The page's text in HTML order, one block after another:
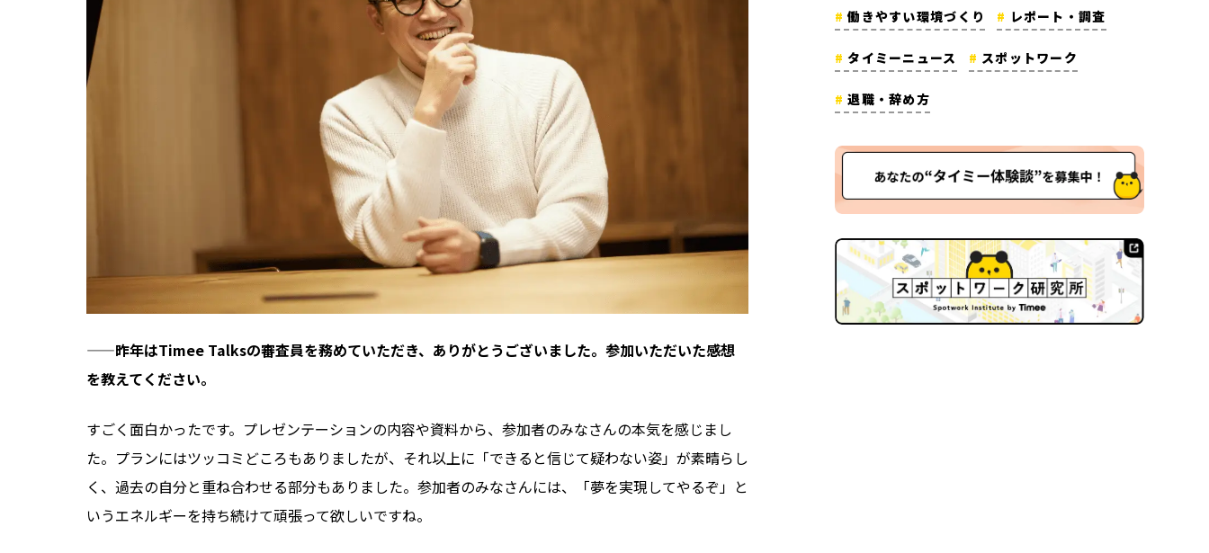
——昨年はTimee Talksの審査員を務めていただき、ありがとうございました。参加いただいた感想
を教えてください。
すごく面白かったです。プレゼンテーションの内容や資料から、参加者のみなさんの本気を感じまし
た。プランにはツッコミどころもありましたが、それ以上に「できると信じて疑わない姿」が素晴らし
く、過去の自分と重ね合わせる部分もありました。参加者のみなさんには、「夢を実現してやるぞ」と
いうエネルギーを持ち続けて頑張って欲しいですね。
働きやすい環境づくり レポート・調査
タイミーニュース スポットワーク
退職・辞め方